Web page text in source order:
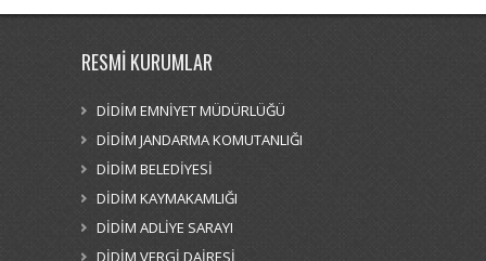
RESMİ KURUMLAR
DİDİM EMNİYET MÜDÜRLÜĞÜ
DİDİM JANDARMA KOMUTANLIĞI
DİDİM BELEDİYESİ
DİDİM KAYMAKAMLIĞI
DİDİM ADLİYE SARAYI
DİDİM VERGİ DAİRESİ